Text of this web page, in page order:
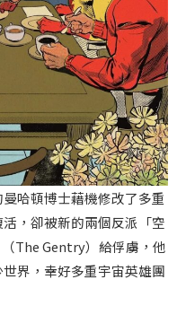
哈頓博士藉機修改了多重
，卻被新的兩個反派「空
The Gentry）給俘虜，他
界，幸好多重宇宙英雄團